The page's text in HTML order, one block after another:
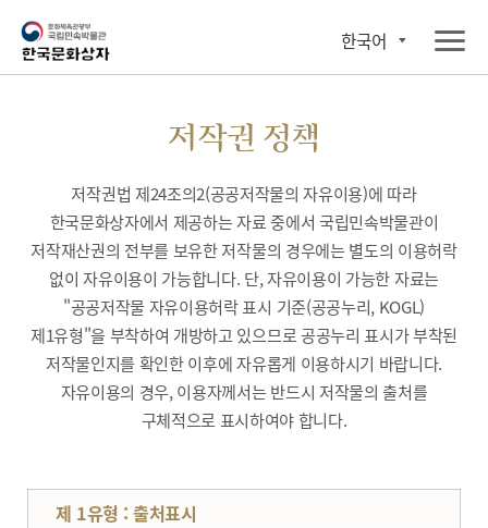
한국어
저작권 정책
저작권법 제24조의2(공공저작물의 자유이용)에 따라
한국문화상자에서 제공하는 자료 중에서 국립민속박물관이
저작재산권의 전부를 보유한 저작물의 경우에는 별도의 이용허락
없이 자유이용이 가능합니다. 단, 자유이용이 가능한 자료는
"공공저작물 자유이용허락 표시 기준(공공누리, KOGL)
제1유형"을 부착하여 개방하고 있으므로 공공누리 표시가 부착된
저작물인지를 확인한 이후에 자유롭게 이용하시기 바랍니다.
자유이용의 경우, 이용자께서는 반드시 저작물의 출처를
구체적으로 표시하여야 합니다.
제 1유형 : 출처표시